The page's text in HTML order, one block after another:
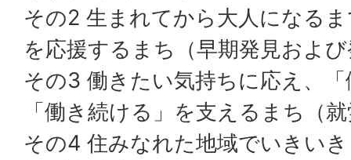
その2 生まれてから大人になる
を応援するまち（早期発見およ
その3 働きたい気持ちに応え、
「働き続ける」を支えるまち（
その4 住みなれた地域でいきい